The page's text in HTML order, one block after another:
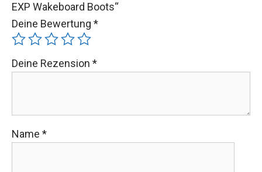
EXP Wakeboard Boots“
Deine Bewertung *
Deine Rezension *
Name *